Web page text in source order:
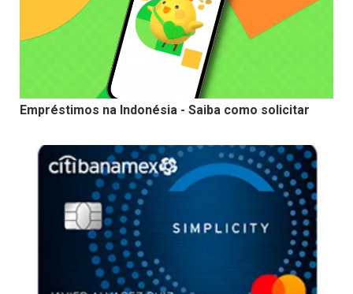
Empréstimos na Indonésia - Saiba como solicitar